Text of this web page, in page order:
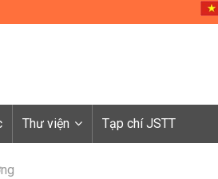
Thư viện Tạp chí JSTT